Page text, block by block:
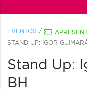
EVENTOS /
STAND UP: IGOR
Stand Up:
BH